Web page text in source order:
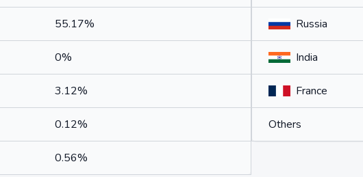
55.17%
0%
3.12%
0.12%
0.56%
Russia
India
France
Others